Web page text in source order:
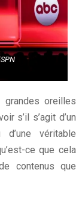
oreilles
s’il s’agit d’un
véritable
ce que cela
contenus que